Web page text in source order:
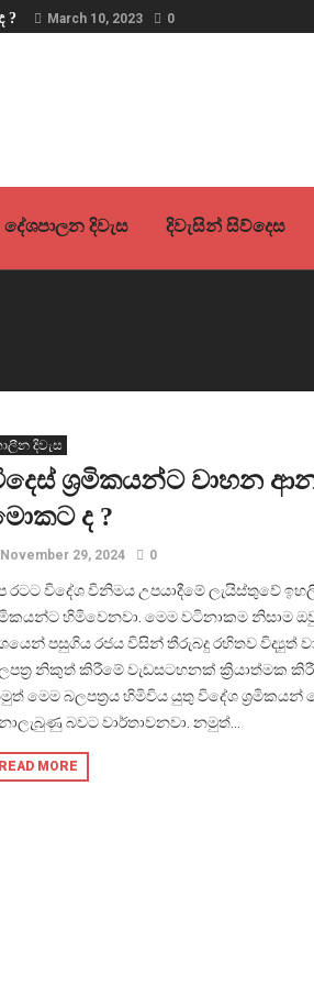
? March 10, 2023 0
දේශපාලන දිවැස දිවැසින් සිව්දෙස
දිවැස
ශ්‍රමිකයන්ට වාහන
ද ?
November 29, 2024 0
රටට විදේශ විනිමය උපයාදීමේ ලැයිස්තුවේ
හිමිවෙනවා. මෙම වටිනාකම නිසාම
පසුගිය රජය විසින් තීරුබදු රහිතව විද්‍යුත්
නිකුත් කිරීමේ වැඩසටහනක් ක්‍රියාත්මක
මෙම බලපත්‍රය හිමිවිය යුතු විදේශ
බවට වාර්තාවනවා. නමුත්...
READ MORE